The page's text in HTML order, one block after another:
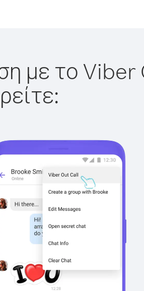
με το Viber